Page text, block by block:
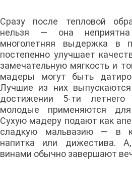
Сразу после тепловой
нельзя — она
многолетняя выдержка в
постепенно улучшает
замечательную мягкость и
мадеры могут быть
Лучшие из них
достижении 5-ти
молодые применяются
Сухую мадеру подают как
сладкую мальвазию — в
напитка или дижестива.
винами обычно завершают